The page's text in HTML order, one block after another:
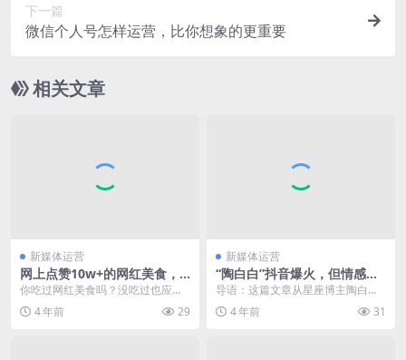
下一篇
微信个人号怎样运营，比你想象的更重要
相关文章
新媒体运营
网上点赞10w+的网红美食，
真的好吃吗？
你吃过网红美食吗？没吃过也应该
在社交平台上看到过吧，比如可以
嗦粉的奶茶、肥肠包榴...
4 年前 29
新媒体运营
“陶白白”抖音爆火，但情感赛
道不止星座一个机会
导语：这篇文章从星座博主陶白白
在抖音上的爆火切入，分析了短视
频“星座风”盛行现状...
4 年前 31